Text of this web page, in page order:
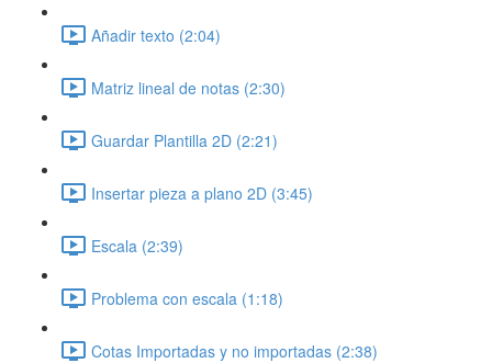
Añadir texto (2:04)
Matriz lineal de notas (2:30)
Guardar Plantilla 2D (2:21)
Insertar pieza a plano 2D (3:45)
Escala (2:39)
Problema con escala (1:18)
Cotas Importadas y no importadas (2:38)